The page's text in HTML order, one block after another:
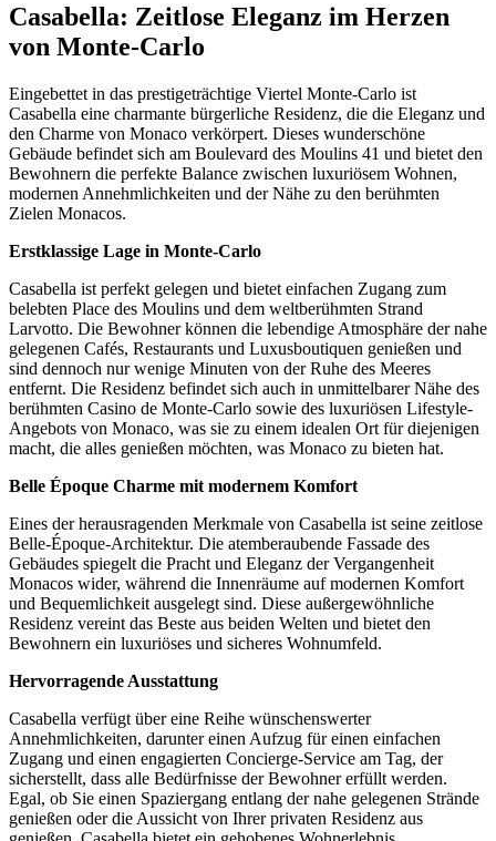
Casabella: Zeitlose Eleganz im Herzen
von Monte-Carlo
Eingebettet in das prestigeträchtige Viertel Monte-Carlo ist
Casabella eine charmante bürgerliche Residenz, die die Eleganz und
den Charme von Monaco verkörpert. Dieses wunderschöne
Gebäude befindet sich am Boulevard des Moulins 41 und bietet den
Bewohnern die perfekte Balance zwischen luxuriösem Wohnen,
modernen Annehmlichkeiten und der Nähe zu den berühmten
Zielen Monacos.
Erstklassige Lage in Monte-Carlo
Casabella ist perfekt gelegen und bietet einfachen Zugang zum
belebten Place des Moulins und dem weltberühmten Strand
Larvotto. Die Bewohner können die lebendige Atmosphäre der nahe
gelegenen Cafés, Restaurants und Luxusboutiquen genießen und
sind dennoch nur wenige Minuten von der Ruhe des Meeres
entfernt. Die Residenz befindet sich auch in unmittelbarer Nähe des
berühmten Casino de Monte-Carlo sowie des luxuriösen Lifestyle-
Angebots von Monaco, was sie zu einem idealen Ort für diejenigen
macht, die alles genießen möchten, was Monaco zu bieten hat.
Belle Époque Charme mit modernem Komfort
Eines der herausragenden Merkmale von Casabella ist seine zeitlose
Belle-Époque-Architektur. Die atemberaubende Fassade des
Gebäudes spiegelt die Pracht und Eleganz der Vergangenheit
Monacos wider, während die Innenräume auf modernen Komfort
und Bequemlichkeit ausgelegt sind. Diese außergewöhnliche
Residenz vereint das Beste aus beiden Welten und bietet den
Bewohnern ein luxuriöses und sicheres Wohnumfeld.
Hervorragende Ausstattung
Casabella verfügt über eine Reihe wünschenswerter
Annehmlichkeiten, darunter einen Aufzug für einen einfachen
Zugang und einen engagierten Concierge-Service am Tag, der
sicherstellt, dass alle Bedürfnisse der Bewohner erfüllt werden.
Egal, ob Sie einen Spaziergang entlang der nahe gelegenen Strände
genießen oder die Aussicht von Ihrer privaten Residenz aus